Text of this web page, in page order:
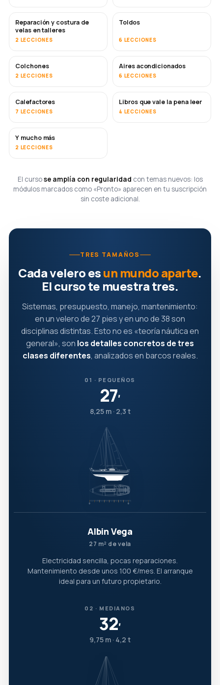
PRONTO
Reparación y costura de
velas en talleres
2 LECCIONES
Toldos
6 LECCIONES
Colchones
2 LECCIONES
PRONTO
Aires acondicionados
6 LECCIONES
PRONTO
Calefactores
7 LECCIONES
PRONTO
Libros que vale la pena leer
4 LECCIONES
PRONTO
Y mucho más
2 LECCIONES
El cursose amplía con regularidad con temas nuevos: los
módulos marcados como «Pronto» aparecen en tu suscripción
sin coste adicional.
TRES TAMAÑOS
Cada velero esun mundo aparte.
El curso te muestra tres.
Sistemas, presupuesto, manejo, mantenimiento:
en un velero de 27 pies y en uno de 38 son
disciplinas distintas. Esto no es «teoría náutica en
general», son los detalles concretos de tres
clases diferentes, analizados en barcos reales.
01 · PEQUEÑOS
27′
8,25 m · 2,3 t
Albin Vega
27 m² de vela
Electricidad sencilla, pocas reparaciones.
Mantenimiento desde unos 100 €/mes. El arranque
ideal para un futuro propietario.
02 · MEDIANOS
32′
9,75 m · 4,2 t